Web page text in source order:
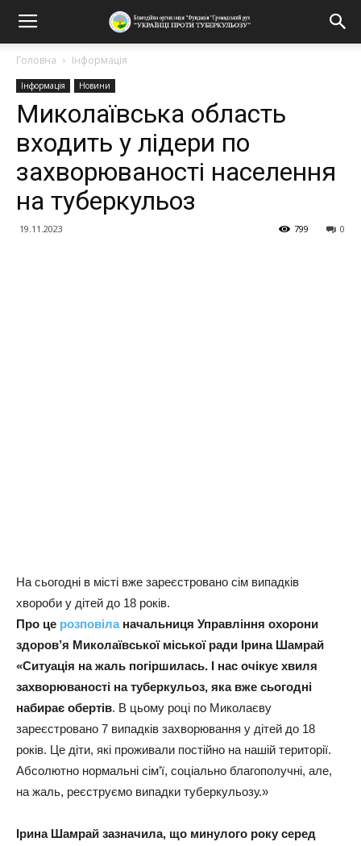
Головна Інформація
Інформація Новини
Миколаївська область
входить у лідери по
захворюваності населення
на туберкульоз
19.11.2023 0
799
На сьогодні в місті вже зареєстровано сім випадків
хвороби у дітей до 18 років.
Про це розповіланачальниця Управління охорони
здоров’я Миколаївської міської ради Ірина Шамрай
«Ситуація на жаль погіршилась. І нас очікує хвиля
захворюваності на туберкульоз, яка вже сьогодні
набирає обертів. В цьому році по Миколаєву
зареєстровано 7 випадків захворювання у дітей до 18
років. Це діти, які проживали постійно на нашій території.
Абсолютно нормальні сім’ї, соціально благополучні, але,
на жаль, реєструємо випадки туберкульозу.»
Ірина Шамрай зазначила, що минулого року серед